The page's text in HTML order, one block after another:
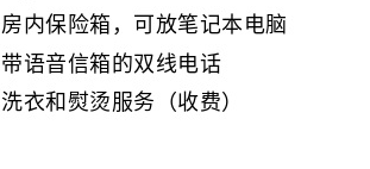
房内保险箱，可放笔记本电脑
带语音信箱的双线电话
洗衣和熨烫服务（收费）